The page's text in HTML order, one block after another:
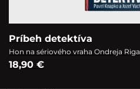
Príbeh detektíva
Hon na sériového vraha Ondreja Riga
18,90 €